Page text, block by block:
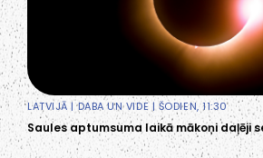
LATVIJĀ |DABA UN VIDE| ŠODIEN, 11:30
Saules aptumsuma laikā mākoņi daļēji